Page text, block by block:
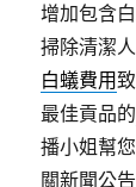
增加包含
掃除清潔
白蟻費用
最佳貢品的
播小姐幫
關新聞公